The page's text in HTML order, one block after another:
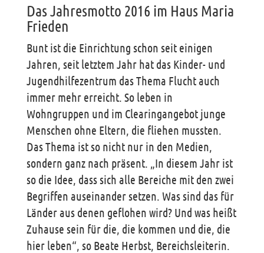
Das Jahresmotto 2016 im Haus Maria
Frieden
Bunt ist die Einrichtung schon seit einigen
Jahren, seit letztem Jahr hat das Kinder- und
Jugendhilfezentrum das Thema Flucht auch
immer mehr erreicht. So leben in
Wohngruppen und im Clearingangebot junge
Menschen ohne Eltern, die fliehen mussten.
Das Thema ist so nicht nur in den Medien,
sondern ganz nach präsent. „In diesem Jahr ist
so die Idee, dass sich alle Bereiche mit den zwei
Begriffen auseinander setzen. Was sind das für
Länder aus denen geflohen wird? Und was heißt
Zuhause sein für die, die kommen und die, die
hier leben“, so Beate Herbst, Bereichsleiterin.